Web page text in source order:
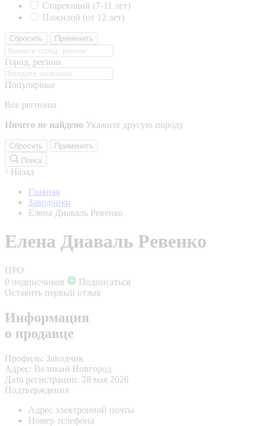
Стареющий (7-11 лет)
Пожилой (от 12 лет)
Сбросить Применить
Город, регион
Популярные
Все регионы
Ничего не найдено Укажите другую породу
Сбросить
Применить
Поиск
Назад
Главная
Заводчики
Елена Диаваль Ревенко
Елена Диаваль Ревенко
ПРО
0 подписчиков
Подписаться
Оставить первый отзыв
Информация
о продавце
Профиль: Заводчик
Адрес: Великий Новгород
Дата регистрации: 28 мая 2026
Подтверждения
Адрес электронной почты
Номер телефона